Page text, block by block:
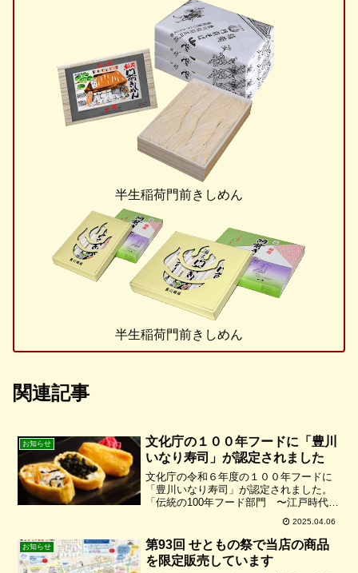
半生稲荷門前きしめん
半生稲荷門前きしめん
関連記事
お知らせ
文化庁の１００年フードに「豊川
いなり寿司」が認定されました
文化庁の令和６年度の１００年フードに
「豊川いなり寿司」が認定されました。
「伝統の100年フード部門 〜江戸時代か
ら続く郷土の料理〜」として文化庁のペ
ージに掲載されています。お時間のある
方はぜひご覧下さいね！！
2025.04.06
お知らせ
第93回 せともの祭で当店の商品
を限定販売しています